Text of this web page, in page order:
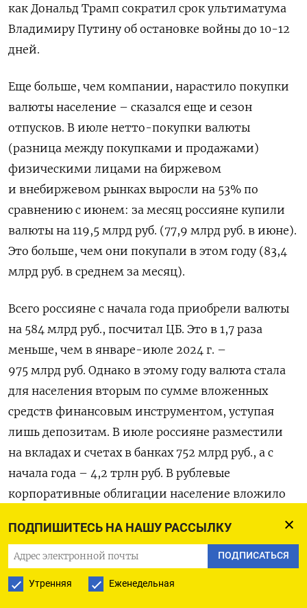
ПОДПИШИТЕСЬ НА НАШУ РАССЫЛКУ
ПОДПИСАТЬСЯ
Утренняя Еженедельная
как Дональд Трамп сократил срок ультиматума
Владимиру Путину об остановке войны до 10-12
дней.
Еще больше, чем компании, нарастило покупки
валюты население – сказался еще и сезон
отпусков. В июле нетто-покупки валюты
(разница между покупками и продажами)
физическими лицами на биржевом
и внебиржевом рынках выросли на 53% по
сравнению с июнем: за месяц россияне купили
валюты на 119,5 млрд руб. (77,9 млрд руб. в июне).
Это больше, чем они покупали в этом году (83,4
млрд руб. в среднем за месяц).
Всего россияне с начала года приобрели валюты
на 584 млрд руб., посчитал ЦБ. Это в 1,7 раза
меньше, чем в январе-июле 2024 г. –
975 млрд руб. Однако в этому году валюта стала
для населения вторым по сумме вложенных
средств финансовым инструментом, уступая
лишь депозитам. В июле россияне разместили
на вкладах и счетах в банках 752 млрд руб., а с
начала года – 4,2 трлн руб. В рублевые
корпоративные облигации население вложило
Впрочем, если добавить к ним ОФЗ, то
облигации окажутся на втором месте.
Впрочем, в начале августа ситуация